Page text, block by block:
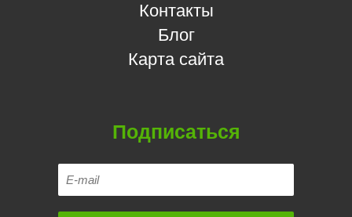
Контакты
Блог
Карта сайта
Подписаться